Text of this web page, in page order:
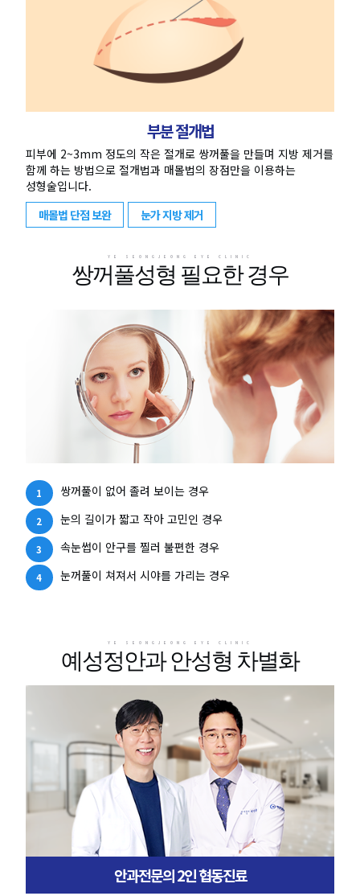
부분 절개법
피부에 2~3mm 정도의 작은 절개로 쌍꺼풀을 만들며 지방 제거를
함께 하는 방법으로 절개법과 매몰법의 장점만을 이용하는
성형술입니다.
매몰법 단점 보완
눈가 지방 제거
YE SEONGJEONG EYE CLINIC
쌍꺼풀성형 필요한 경우
쌍꺼풀이 없어 졸려 보이는 경우
눈의 길이가 짧고 작아 고민인 경우
속눈썹이 안구를 찔러 불편한 경우
눈꺼풀이 쳐져서 시야를 가리는 경우
YE SEONGJEONG EYE CLINIC
예성정안과 안성형 차별화
안과전문의 2인 협동진료